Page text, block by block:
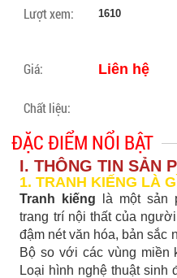
Lượt xem: 1610
Giá: Liên hệ
Chất liệu:
ĐẶC ĐIỂM NỔI BẬT
I. THÔNG TIN SẢN
1. TRANH KIẾNG LÀ
Tranh kiếng là một sản
trang trí nội thất của
đậm nét văn hóa, bản sắc
Bộ so với các vùng miền
Loại hình nghệ thuật sinh